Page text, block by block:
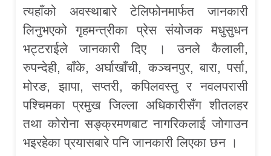
त्यहाँको अवस्थाबारे टेलिफोनमार्फत जानकारी
लिनुभएको गृहमन्त्रीका प्रेस संयोजक मधुसुधन
भट्टराईले जानकारी दिए । उनले कैलाली,
रुपन्देही, बाँके, अर्घाखाँची, कञ्चनपुर, बारा, पर्सा,
मोरङ, झापा, सप्तरी, कपिलवस्तु र नवलपरासी
पश्चिमका प्रमुख जिल्ला अधिकारीसँग शीतलहर
तथा कोरोना सङ्क्रमणबाट नागरिकलाई जोगाउन
भइरहेका प्रयासबारे पनि जानकारी लिएका छन ।